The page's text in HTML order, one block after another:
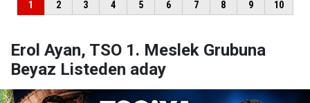
Erol Ayan, TSO 1. Meslek Grubuna
Beyaz Listeden aday